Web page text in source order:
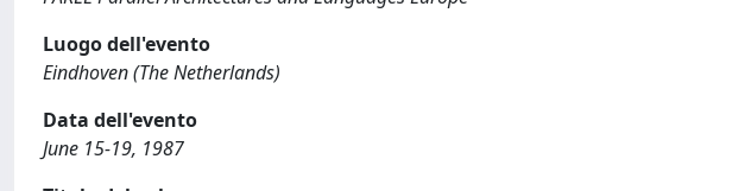
Luogo dell'evento
Eindhoven (The Netherlands)
Data dell'evento
June 15-19, 1987